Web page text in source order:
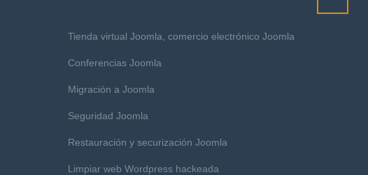
Tienda virtual Joomla, comercio electrónico Joomla
Conferencias Joomla
Migración a Joomla
Seguridad Joomla
Restauración y securización Joomla
Limpiar web Wordpress hackeada